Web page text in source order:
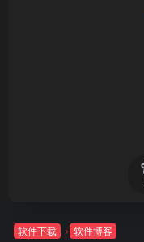
软件下载 软件博客